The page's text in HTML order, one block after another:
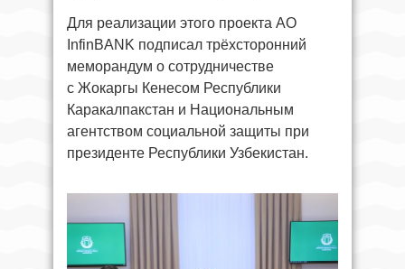
Для реализации этого проекта АО
InfinBANK подписал трёхсторонний
меморандум о сотрудничестве
с Жокаргы Кенесом Республики
Каракалпакстан и Национальным
агентством социальной защиты при
президенте Республики Узбекистан.